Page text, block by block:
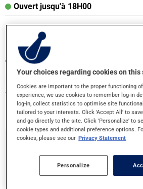
Ouvert jusqu'à 18H00
Transférez vos
rendez-vous!
Votre santé entre
Your choices regarding cookies on this
Cookies are important to the proper functioning
experience, we use cookies to remember log-in
log-in, collect statistics to optimise site
tailored to your interests. Click 'Accept All' to
and go directly to the site. Click 'Personalize' to
cookie types and additional preference options.
cookies, please see our Privacy Statement
Personalize